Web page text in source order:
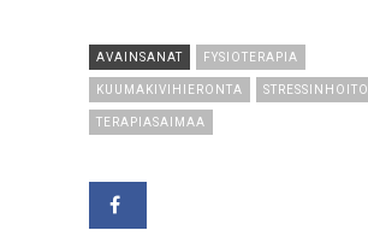
AVAINSANAT FYSIOTERAPIA
KUUMAKIVIHIERONTA STRESSINHOITO
TERAPIASAIMAA